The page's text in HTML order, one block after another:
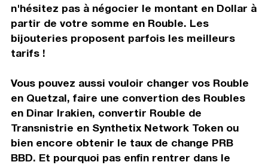
n'hésitez pas à négocier le montant en Dollar à
partir de votre somme en Rouble. Les
bijouteries proposent parfois les meilleurs
tarifs !
Vous pouvez aussi vouloir changer vos Rouble
en Quetzal, faire une convertion des Roubles
en Dinar Irakien, convertir Rouble de
Transnistrie en Synthetix Network Token ou
bien encore obtenir le taux de change PRB
BBD. Et pourquoi pas enfin rentrer dans le